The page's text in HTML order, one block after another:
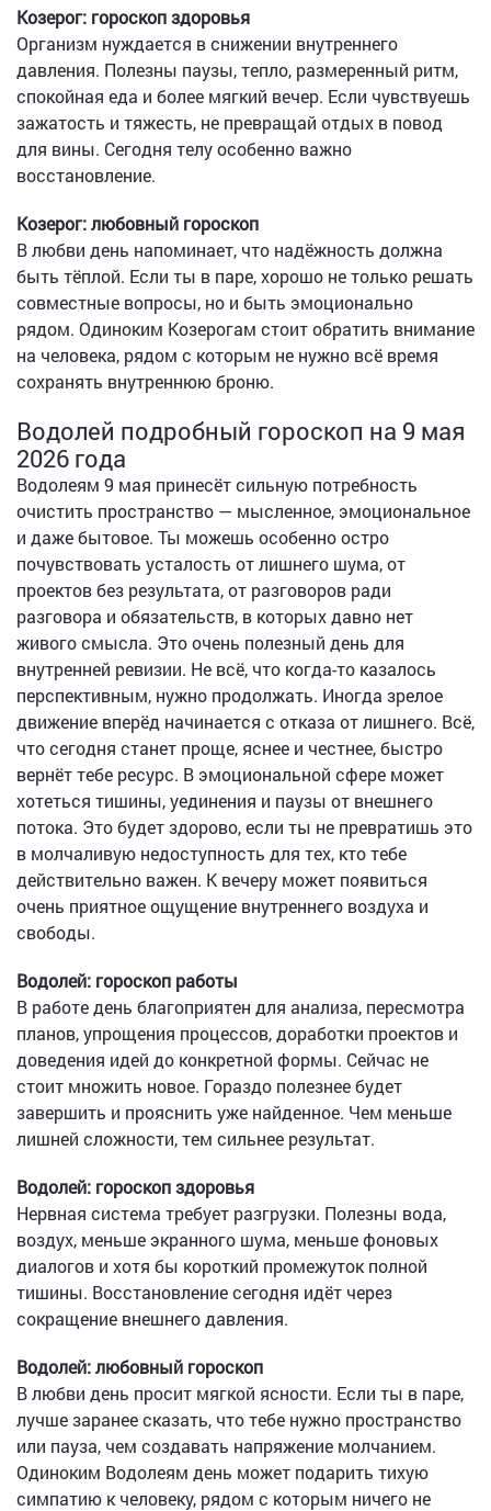
Козерог: гороскоп здоровья
Организм нуждается в снижении внутреннего
давления. Полезны паузы, тепло, размеренный ритм,
спокойная еда и более мягкий вечер. Если чувствуешь
зажатость и тяжесть, не превращай отдых в повод
для вины. Сегодня телу особенно важно
восстановление.
Козерог: любовный гороскоп
В любви день напоминает, что надёжность должна
быть тёплой. Если ты в паре, хорошо не только решать
совместные вопросы, но и быть эмоционально
рядом. Одиноким Козерогам стоит обратить внимание
на человека, рядом с которым не нужно всё время
сохранять внутреннюю броню.
Водолей подробный гороскоп на 9 мая
2026 года
Водолеям 9 мая принесёт сильную потребность
очистить пространство — мысленное, эмоциональное
и даже бытовое. Ты можешь особенно остро
почувствовать усталость от лишнего шума, от
проектов без результата, от разговоров ради
разговора и обязательств, в которых давно нет
живого смысла. Это очень полезный день для
внутренней ревизии. Не всё, что когда-то казалось
перспективным, нужно продолжать. Иногда зрелое
движение вперёд начинается с отказа от лишнего. Всё,
что сегодня станет проще, яснее и честнее, быстро
вернёт тебе ресурс. В эмоциональной сфере может
хотеться тишины, уединения и паузы от внешнего
потока. Это будет здорово, если ты не превратишь это
в молчаливую недоступность для тех, кто тебе
действительно важен. К вечеру может появиться
очень приятное ощущение внутреннего воздуха и
свободы.
Водолей: гороскоп работы
В работе день благоприятен для анализа, пересмотра
планов, упрощения процессов, доработки проектов и
доведения идей до конкретной формы. Сейчас не
стоит множить новое. Гораздо полезнее будет
завершить и прояснить уже найденное. Чем меньше
лишней сложности, тем сильнее результат.
Водолей: гороскоп здоровья
Нервная система требует разгрузки. Полезны вода,
воздух, меньше экранного шума, меньше фоновых
диалогов и хотя бы короткий промежуток полной
тишины. Восстановление сегодня идёт через
сокращение внешнего давления.
Водолей: любовный гороскоп
В любви день просит мягкой ясности. Если ты в паре,
лучше заранее сказать, что тебе нужно пространство
или пауза, чем создавать напряжение молчанием.
Одиноким Водолеям день может подарить тихую
симпатию к человеку, рядом с которым ничего не